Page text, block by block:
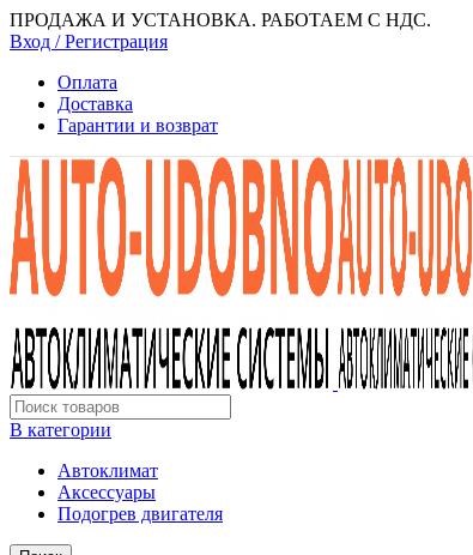
ПРОДАЖА И УСТАНОВКА. РАБОТАЕМ С НДС.
Вход / Регистрация
Оплата
Доставка
Гарантии и возврат
В категории
Автоклимат
Аксессуары
Подогрев двигателя